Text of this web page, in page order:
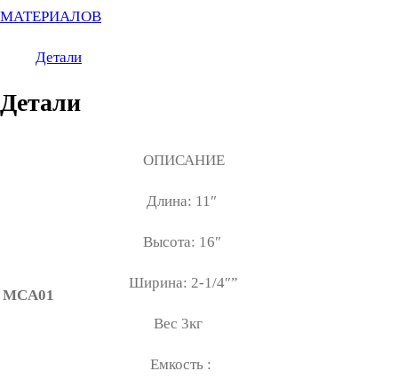
МАТЕРИАЛОВ
Детали
Детали
MCA01
ОПИСАНИЕ
Длина: 11″
Высота: 16″
Ширина: 2-1/4″”
Вес 3кг
Емкость :